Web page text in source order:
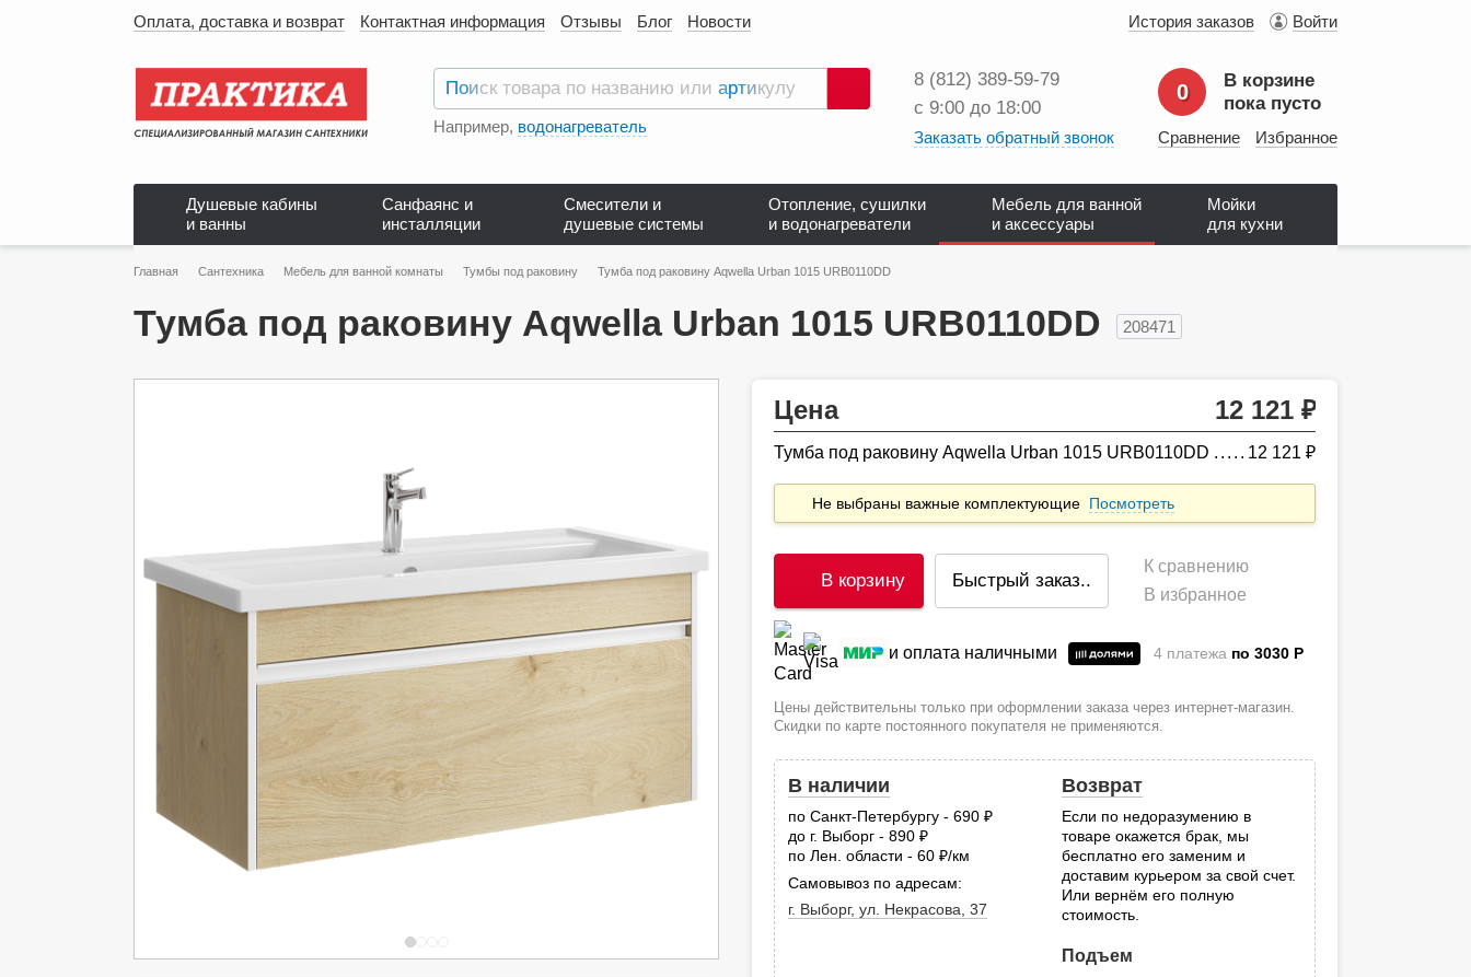
Оплата, доставка и возврат Контактная информация Отзывы Блог Новости История заказов Войти
Поиск
Например, водонагреватель
8 (812) 389‑59‑79
с 9:00 до 18:00
Заказать обратный звонок
0
В корзине
пока пусто
Сравнение Избранное
Душевые кабины
и ванны
Санфаянс и
инсталляции
Смесители и
душевые системы
Отопление, сушилки
и водонагреватели
Мебель для ванной
и аксессуары
Мойки
для кухни
Главная Сантехника Мебель для ванной комнаты Тумбы под раковину Тумба под раковину Aqwella Urban 1015 URB0110DD
Тумба под раковину Aqwella Urban 1015 URB0110DD 208471
Цена 12 121
Тумба под раковину Aqwella Urban 1015 URB0110DD 12 121
Не выбраны важные комплектующие Посмотреть
В корзину Быстрый заказ..
К сравнению
В избранное
и оплата наличными 4 платежа по 3030 P
Цены действительны только при оформлении заказа через интернет-магазин.
Скидки по карте постоянного покупателя не применяются.
В наличии
по Санкт-Петербургу - 690
до г. Выборг - 890
по Лен. области - 60
руб.
/км
Самовывоз по адресам:
г. Выборг, ул. Некрасова, 37
Возврат
Если по недоразумению в
товаре окажется брак, мы
бесплатно его заменим и
доставим курьером за свой счет.
Или вернём его полную
стоимость.
Подъем